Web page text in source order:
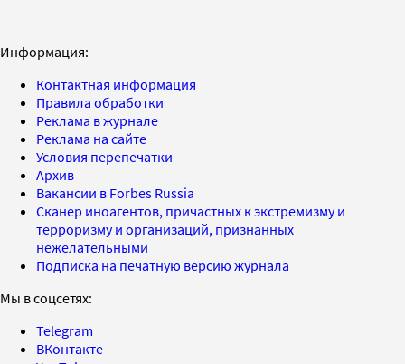
Информация:
Контактная информация
Правила обработки
Реклама в журнале
Реклама на сайте
Условия перепечатки
Архив
Вакансии в Forbes Russia
Сканер иноагентов, причастных к экстремизму и
терроризму и организаций, признанных
нежелательными
Подписка на печатную версию журнала
Мы в соцсетях:
Telegram
ВКонтакте